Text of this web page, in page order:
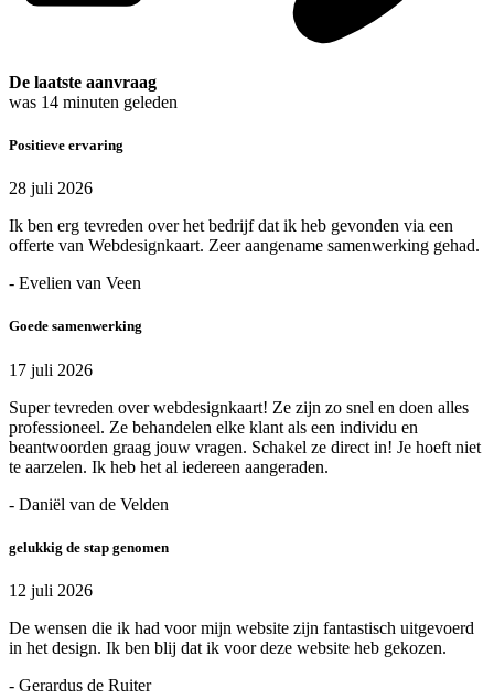
De laatste aanvraag
was 14 minuten geleden
Positieve ervaring
28 juli 2026
Ik ben erg tevreden over het bedrijf dat ik heb gevonden via een
offerte van Webdesignkaart. Zeer aangename samenwerking gehad.
- Evelien van Veen
Goede samenwerking
17 juli 2026
Super tevreden over webdesignkaart! Ze zijn zo snel en doen alles
professioneel. Ze behandelen elke klant als een individu en
beantwoorden graag jouw vragen. Schakel ze direct in! Je hoeft niet
te aarzelen. Ik heb het al iedereen aangeraden.
- Daniël van de Velden
gelukkig de stap genomen
12 juli 2026
De wensen die ik had voor mijn website zijn fantastisch uitgevoerd
in het design. Ik ben blij dat ik voor deze website heb gekozen.
- Gerardus de Ruiter